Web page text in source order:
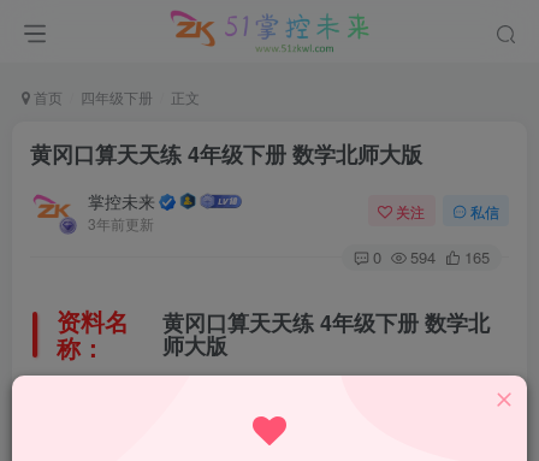
首页 四年级下册 正文
黄冈口算天天练 4年级下册 数学北师大版
掌控未来
3年前更新
关注 私信
0 594 165
资料名
称：
黄冈口算天天练 4年级下册 数学北
师大版